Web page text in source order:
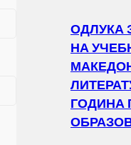
ОДЛУКА
НА
ГОДИНА